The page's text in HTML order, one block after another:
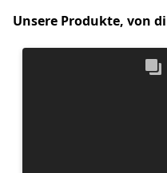
Unsere Produkte, von